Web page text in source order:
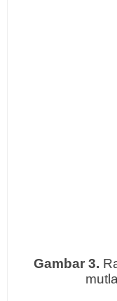
Gambar 3.